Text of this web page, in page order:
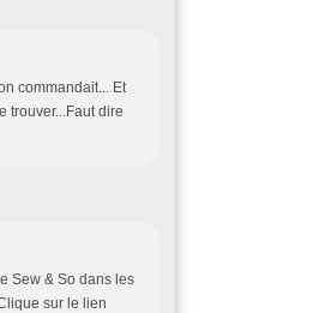
commandait... Et
trouver...Faut dire
Sew & So dans les
sur le lien